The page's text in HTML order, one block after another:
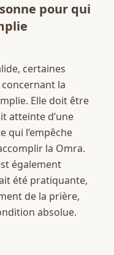
pour qui
certaines
la
Elle doit être
atteinte d’une
qui l’empêche
la Omra.
également
été pratiquante,
de la prière,
absolue.